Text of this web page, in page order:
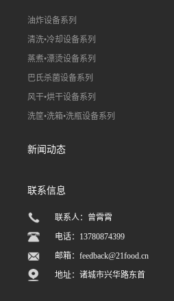
油炸设备系列
清洗•冷却设备系列
蒸煮•漂烫设备系列
巴氏杀菌设备系列
风干•烘干设备系列
洗筐•洗箱•洗瓶设备系列
新闻动态
联系信息
联系人：曾霄霄
电话：13780874399
邮箱：feedback@21food.cn
地址：诸城市兴华路东首